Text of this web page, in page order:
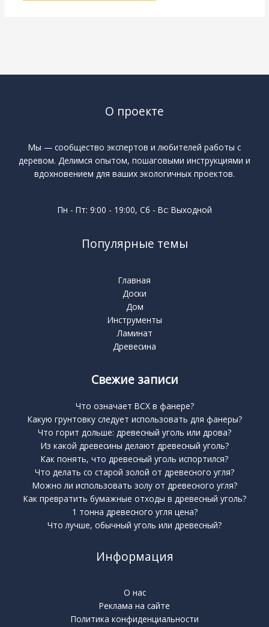
О проекте
Мы — сообщество экспертов и любителей работы с
деревом. Делимся опытом, пошаговыми инструкциями и
вдохновением для ваших экологичных проектов.
Пн - Пт: 9:00 - 19:00, Сб - Вс: Выходной
Популярные темы
Главная
Доски
Дом
Инструменты
Ламинат
Древесина
Свежие записи
Что означает BCX в фанере?
Какую грунтовку следует использовать для фанеры?
Что горит дольше: древесный уголь или дрова?
Из какой древесины делают древесный уголь?
Как понять, что древесный уголь испортился?
Что делать со старой золой от древесного угля?
Можно ли использовать золу от древесного угля?
Как превратить бумажные отходы в древесный уголь?
1 тонна древесного угля цена?
Что лучше, обычный уголь или древесный?
Информация
О нас
Реклама на сайте
Политика конфиденциальности